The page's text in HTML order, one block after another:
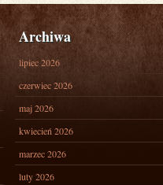
Archiwa
lipiec 2026
czerwiec 2026
maj 2026
kwiecień 2026
marzec 2026
luty 2026